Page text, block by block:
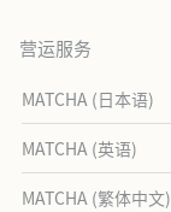
营运服务
MATCHA (日本语)
MATCHA (英语)
MATCHA (繁体中文)